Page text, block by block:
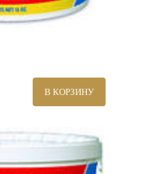
В КОРЗИНУ